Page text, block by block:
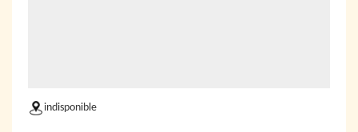
indisponible